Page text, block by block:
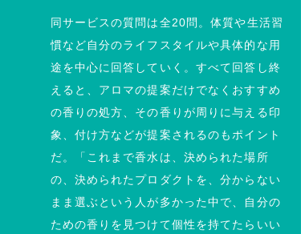
同サービスの質問は全20問。体質や生活習
慣など自分のライフスタイルや具体的な用
途を中心に回答していく。すべて回答し終
えると、アロマの提案だけでなくおすすめ
の香りの処方、その香りが周りに与える印
象、付け方などが提案されるのもポイント
だ。「これまで香水は、決められた場所
の、決められたプロダクトを、分からない
まま選ぶという人が多かった中で、自分の
ための香りを見つけて個性を持てたらいい